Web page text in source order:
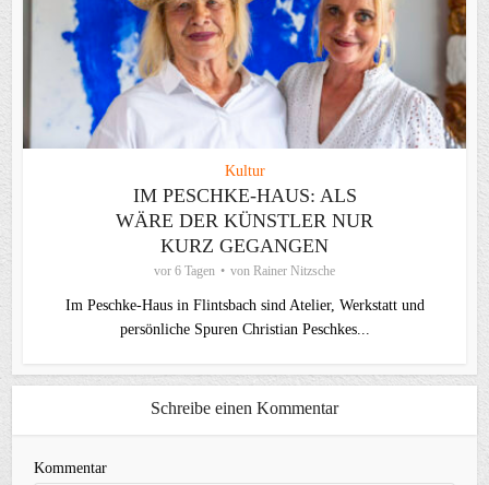
Kultur
IM PESCHKE-HAUS: ALS
WÄRE DER KÜNSTLER NUR
KURZ GEGANGEN
vor 6 Tagen von Rainer Nitzsche
Im Peschke-Haus in Flintsbach sind Atelier, Werkstatt und
persönliche Spuren Christian Peschkes...
Schreibe einen Kommentar
Kommentar